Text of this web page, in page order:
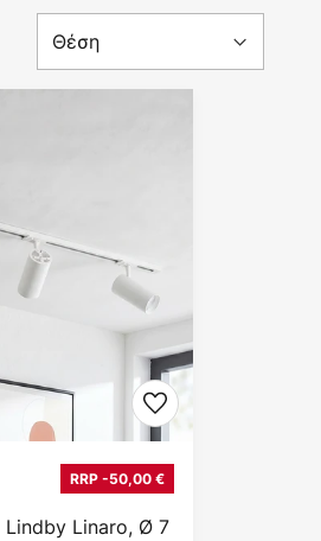
Lindby Linaro, Ø 7
RRP -50,00 €